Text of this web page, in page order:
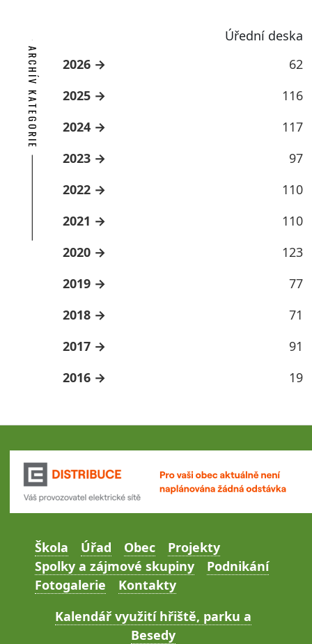
Úřední deska
ARCHÍV KATEGORIE 2026
62
2025
116
2024
117
2023
97
2022
110
2021
110
2020
123
2019
77
2018
71
2017
91
2016
19
Škola Úřad Obec
Projekty
Spolky a zájmové skupiny
Podnikání
Fotogalerie
Kontakty
Kalendář využití hřiště, parku a
Besedy